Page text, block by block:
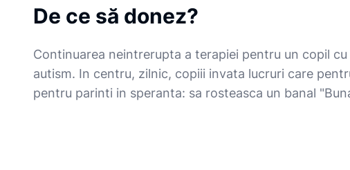
De ce să donez?
Continuarea neintrerupta a terapiei pentru un copil
autism. In centru, zilnic, copiii invata lucruri care
pentru parinti in speranta: sa rosteasca un banal